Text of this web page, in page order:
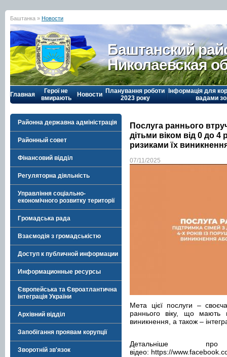
Баштанка » Новости
Баштанский
Николаевская
Главная
Герої не
вмирають
Новости Планування роботи
2023 року
Інформація для
вадами
Районна державна адміністрація
Районный совет
Фінансовий відділ
Регуляторна діяльність
Управління соціально-
економічного розвитку території
Громадська рада
Взаємодія з громадськістю
Доступ к публичной информации
Информационные ресурсы
Європейська та Євроатлантична
інтеграція України
Архівний відділ
Запобігання проявам корупції
Зворотній зв'язок
Послуга раннього
дітьми віком від 0 до 4
ризиками їх
07/11/2025
Мета цієї послуги –
раннього віку, що мають
виникнення, а також –
відео: https://